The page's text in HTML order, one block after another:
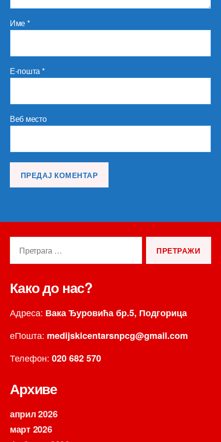
Име*
Е-пошта*
Веб место
Како до нас?
Адреса: Вака Ђуровића бр.5, Подгорица
еПошта: medijskicentarsnpcg@gmail.com
Телефон: 020 682 570
Архиве
април 2026
март 2026